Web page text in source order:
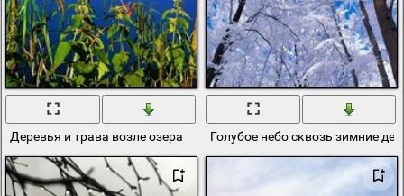
Деревья и трава возле озера Голубое небо сквозь зимние